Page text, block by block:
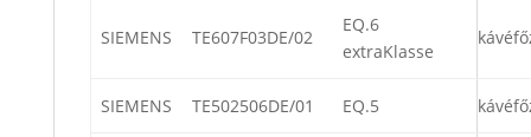
SIEMENS TE607F03DE/02
EQ.6
extraKlasse
SIEMENS TE502506DE/01 EQ.5